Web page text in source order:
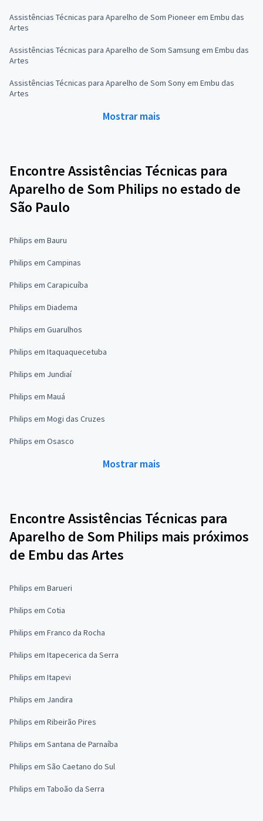
Assistências Técnicas para Aparelho de Som Pioneer em Embu das
Artes
Assistências Técnicas para Aparelho de Som Samsung em Embu das
Artes
Assistências Técnicas para Aparelho de Som Sony em Embu das
Artes
Mostrar mais
Encontre Assistências Técnicas para
Aparelho de Som Philips no estado de
São Paulo
Philips em Bauru
Philips em Campinas
Philips em Carapicuíba
Philips em Diadema
Philips em Guarulhos
Philips em Itaquaquecetuba
Philips em Jundiaí
Philips em Mauá
Philips em Mogi das Cruzes
Philips em Osasco
Mostrar mais
Encontre Assistências Técnicas para
Aparelho de Som Philips mais próximos
de Embu das Artes
Philips em Barueri
Philips em Cotia
Philips em Franco da Rocha
Philips em Itapecerica da Serra
Philips em Itapevi
Philips em Jandira
Philips em Ribeirão Pires
Philips em Santana de Parnaíba
Philips em São Caetano do Sul
Philips em Taboão da Serra